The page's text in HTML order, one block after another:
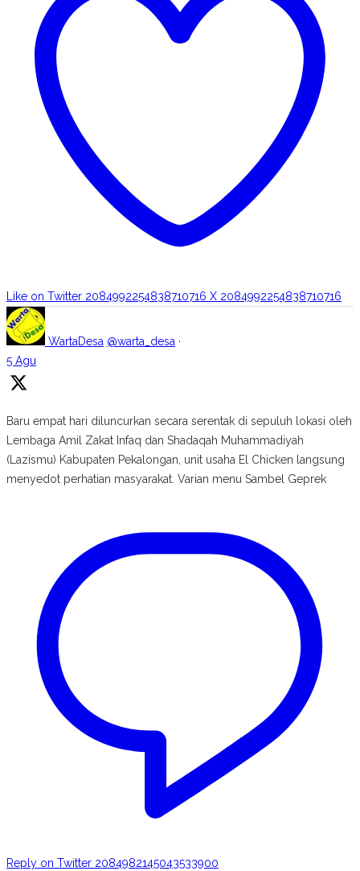
Like on Twitter 2084992254838710716 X 2084992254838710716
WartaDesa @warta_desa ·
5 Agu
Baru empat hari diluncurkan secara serentak di sepuluh lokasi oleh
Lembaga Amil Zakat Infaq dan Shadaqah Muhammadiyah
(Lazismu) Kabupaten Pekalongan, unit usaha El Chicken langsung
menyedot perhatian masyarakat. Varian menu Sambel Geprek
Reply on Twitter 2084982145043533900